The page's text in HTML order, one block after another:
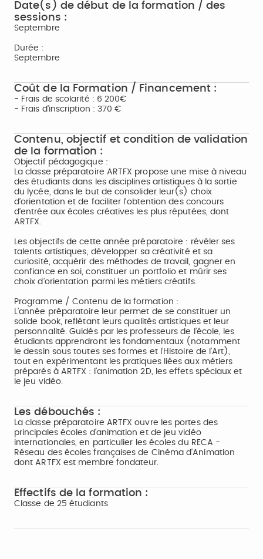
Date(s) de début de la formation / des
sessions :
Septembre
Durée :
Septembre
Coût de la Formation / Financement :
- Frais de scolarité : 6 200€
- Frais d'inscription : 370 €
Contenu, objectif et condition de validation
de la formation :
Objectif pédagogique :
La classe préparatoire ARTFX propose une mise à niveau
des étudiants dans les disciplines artistiques à la sortie
du lycée, dans le but de consolider leur(s) choix
d’orientation et de faciliter l’obtention des concours
d’entrée aux écoles créatives les plus réputées, dont
ARTFX.
Les objectifs de cette année préparatoire : révéler ses
talents artistiques, développer sa créativité et sa
curiosité, acquérir des méthodes de travail, gagner en
confiance en soi, constituer un portfolio et mûrir ses
choix d’orientation parmi les métiers créatifs.
Programme / Contenu de la formation :
L’année préparatoire leur permet de se constituer un
solide book, reflétant leurs qualités artistiques et leur
personnalité. Guidés par les professeurs de l’école, les
étudiants apprendront les fondamentaux (notamment
le dessin sous toutes ses formes et l’Histoire de l’Art),
tout en expérimentant les pratiques liées aux métiers
préparés à ARTFX : l’animation 2D, les effets spéciaux et
le jeu vidéo.
Les débouchés :
La classe préparatoire ARTFX ouvre les portes des
principales écoles d'animation et de jeu vidéo
internationales, en particulier les écoles du RECA -
Réseau des écoles françaises de Cinéma d'Animation
dont ARTFX est membre fondateur.
Effectifs de la formation :
Classe de 25 étudiants